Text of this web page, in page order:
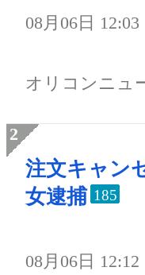
08月06日 12:03
オリコンニュ
注文キャン
女逮捕 185
08月06日 12:12